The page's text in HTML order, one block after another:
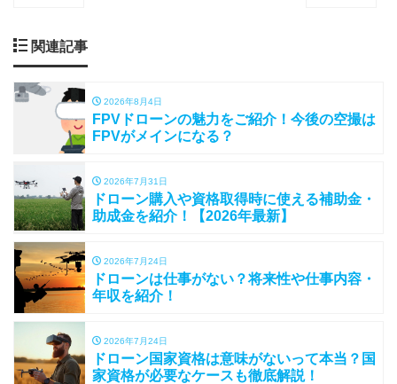
関連記事
2026年8月4日
FPVドローンの魅力をご紹介！今後の空撮は
FPVがメインになる？
2026年7月31日
ドローン購入や資格取得時に使える補助金・
助成金を紹介！【2026年最新】
2026年7月24日
ドローンは仕事がない？将来性や仕事内容・
年収を紹介！
2026年7月24日
ドローン国家資格は意味がないって本当？国
家資格が必要なケースも徹底解説！